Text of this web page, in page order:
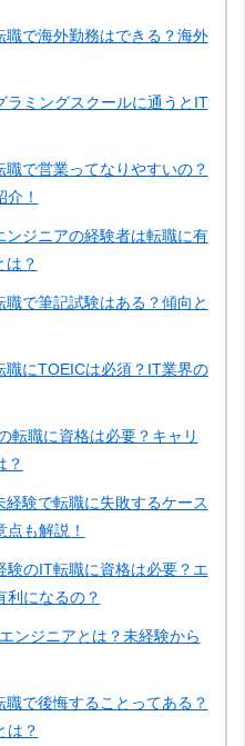
職で海外勤務はできる？海外
ラミングスクールに通うとIT
職で営業ってなりやすいの？
！
ンジニアの経験者は転職に有
は？
職で筆記試験はある？傾向と
職にTOEICは必須？IT業界の
転職に資格は必要？キャリ
？
経験で転職に失敗するケース
も解説！
験のIT転職に資格は必要？エ
利になるの？
ンジニアとは？未経験から
職で後悔することってある？
は？